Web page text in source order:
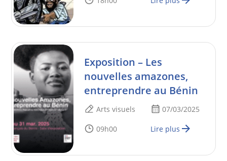
Exposition – Les
nouvelles amazones,
entreprendre au Bénin
Arts visuels 07/03/2025
09h00 Lire plus